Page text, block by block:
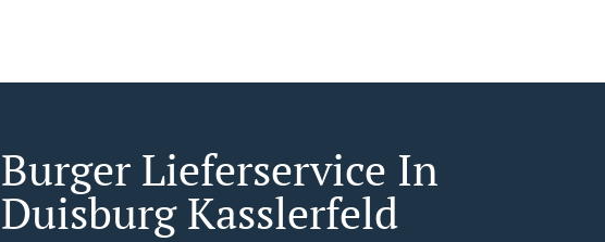
Burger Lieferservice In
Duisburg Kasslerfeld